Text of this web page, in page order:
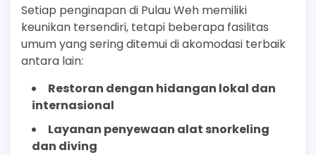
Setiap penginapan di Pulau Weh memiliki
keunikan tersendiri, tetapi beberapa fasilitas
umum yang sering ditemui di akomodasi terbaik
antara lain:
Restoran dengan hidangan lokal dan
internasional
Layanan penyewaan alat snorkeling
dan diving